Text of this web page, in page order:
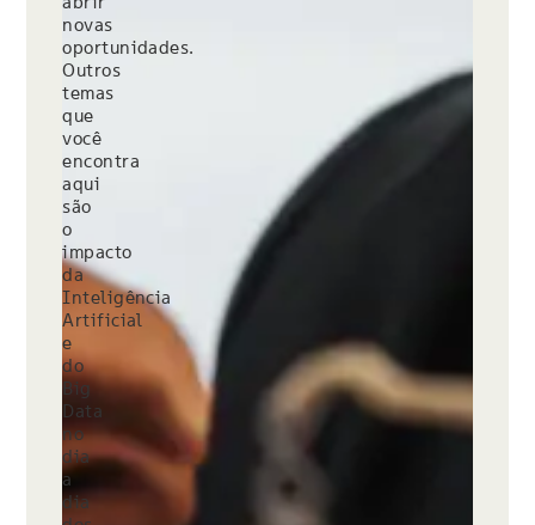
novas
oportunidades.
Outros
temas
que
você
encontra
aqui
são
o
impacto
da
Inteligência
Artificial
e
do
Big
Data
no
dia
a
dia